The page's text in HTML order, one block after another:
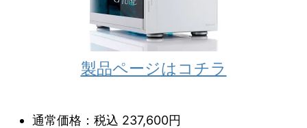
製品ページはコチラ
通常価格：税込 237,600円